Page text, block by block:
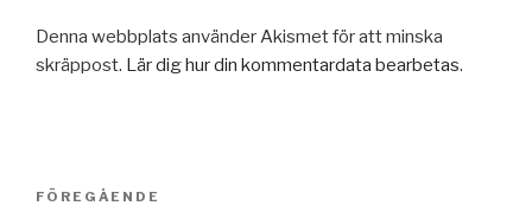
Denna webbplats använder Akismet för att minska
skräppost. Lär dig hur din kommentardata bearbetas.
Inläggsnavigering
Föregående
FÖREGÅENDE